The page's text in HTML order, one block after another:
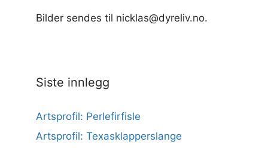
Bilder sendes til nicklas@dyreliv.no.
Siste innlegg
Artsprofil: Perlefirfisle
Artsprofil: Texasklapperslange